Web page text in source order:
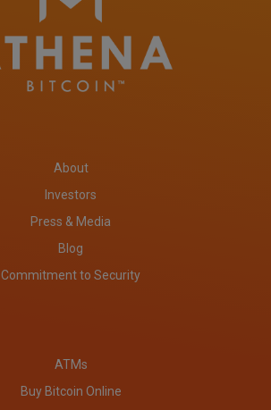
About
Investors
Press & Media
Blog
Commitment to Security
ATMs
Buy Bitcoin Online